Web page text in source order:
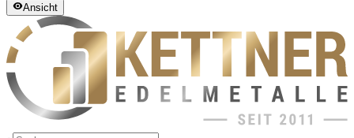
Ansicht